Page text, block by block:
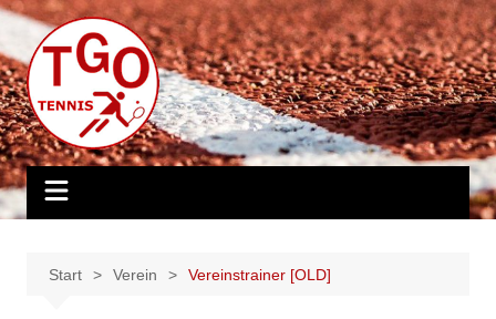
Zum
Inhalt
springen
Start Verein Vereinstrainer [OLD]